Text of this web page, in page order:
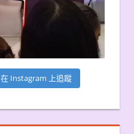
在 Instagram 上追蹤